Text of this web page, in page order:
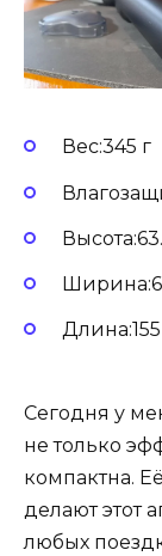
Вес:345 г
Сегодня у
не только
компактна.
делают этот
любых